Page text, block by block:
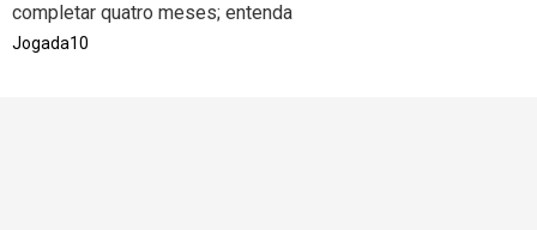
completar quatro meses; entenda
Jogada10